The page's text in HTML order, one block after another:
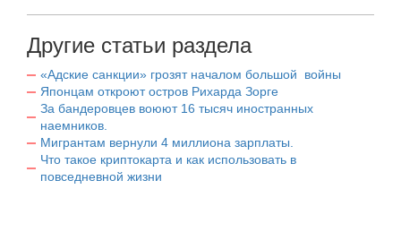
Другие статьи раздела
«Адские санкции» грозят началом большой войны
Японцам откроют остров Рихарда Зорге
За бандеровцев воюют 16 тысяч иностранных
наемников.
Мигрантам вернули 4 миллиона зарплаты.
Что такое криптокарта и как использовать в
повседневной жизни